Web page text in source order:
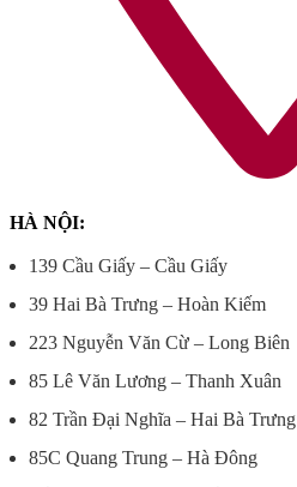
HÀ NỘI:
139 Cầu Giấy – Cầu Giấy
39 Hai Bà Trưng – Hoàn Kiếm
223 Nguyễn Văn Cừ – Long Biên
85 Lê Văn Lương – Thanh Xuân
82 Trần Đại Nghĩa – Hai Bà Trưng
85C Quang Trung – Hà Đông